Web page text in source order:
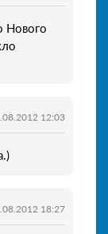
Нового
12:03
18:27